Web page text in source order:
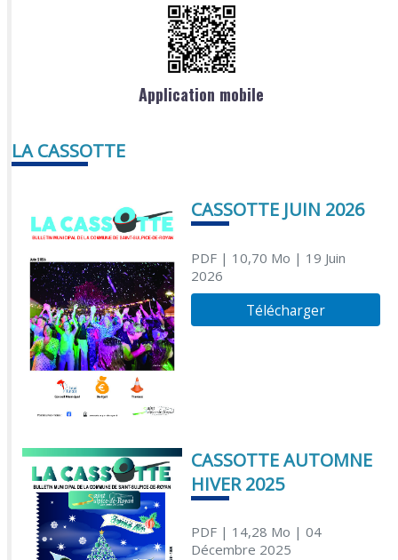
Application mobile
LA CASSOTTE
CASSOTTE JUIN 2026
PDF| 10,70 Mo | 19 Juin
2026
Télécharger
CASSOTTE AUTOMNE
HIVER 2025
PDF| 14,28 Mo | 04
Décembre 2025